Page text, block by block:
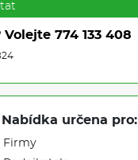
Volejte 774 133 408
Nabídka určena pro:
Firmy